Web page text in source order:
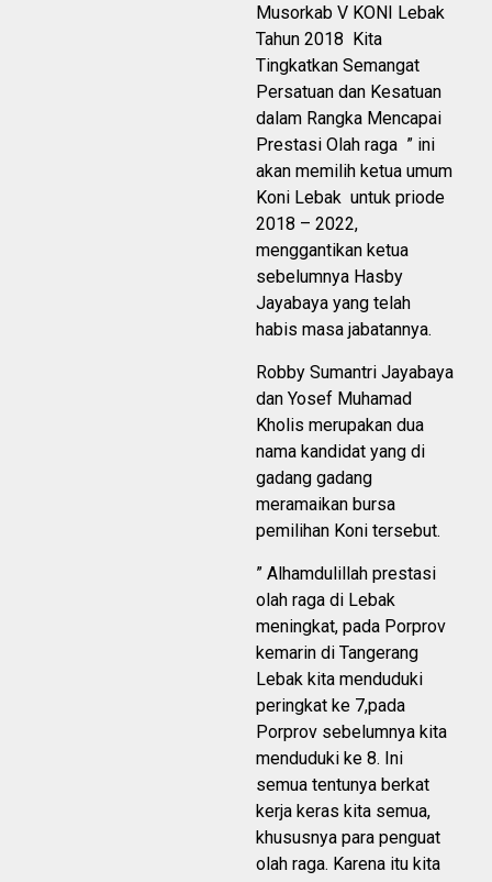
Musorkab V KONI Lebak
Tahun 2018 Kita
Tingkatkan Semangat
Persatuan dan Kesatuan
dalam Rangka Mencapai
Prestasi Olah raga ” ini
akan memilih ketua umum
Koni Lebak untuk priode
2018 – 2022,
menggantikan ketua
sebelumnya Hasby
Jayabaya yang telah
habis masa jabatannya.
Robby Sumantri Jayabaya
dan Yosef Muhamad
Kholis merupakan dua
nama kandidat yang di
gadang gadang
meramaikan bursa
pemilihan Koni tersebut.
” Alhamdulillah prestasi
olah raga di Lebak
meningkat, pada Porprov
kemarin di Tangerang
Lebak kita menduduki
peringkat ke 7,pada
Porprov sebelumnya kita
menduduki ke 8. Ini
semua tentunya berkat
kerja keras kita semua,
khususnya para penguat
olah raga. Karena itu kita